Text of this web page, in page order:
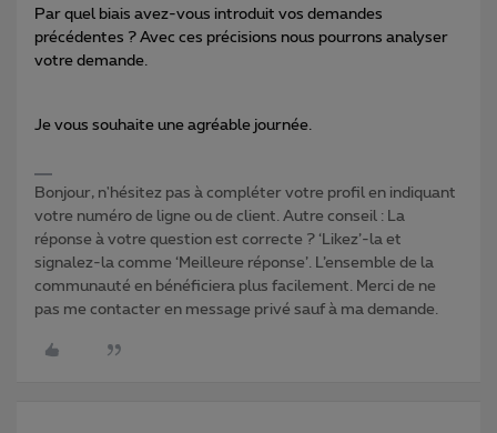
Par quel biais avez-vous introduit vos demandes
précédentes ? Avec ces précisions nous pourrons analyser
votre demande.
Je vous souhaite une agréable journée.
Bonjour, n'hésitez pas à compléter votre profil en indiquant
votre numéro de ligne ou de client. Autre conseil : La
réponse à votre question est correcte ? ‘Likez’-la et
signalez-la comme ‘Meilleure réponse’. L’ensemble de la
communauté en bénéficiera plus facilement. Merci de ne
pas me contacter en message privé sauf à ma demande.